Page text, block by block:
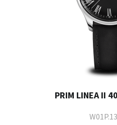
PRIM LINEA II